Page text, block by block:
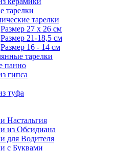
тарелки
тарелки
Размер 27 х 26 см
Размер 21-18,5 см
Размер 16 - 14 см
тарелки
панно
гипса
туфа
Настальгия
из Обсидиана
для Водителя
с Буквами